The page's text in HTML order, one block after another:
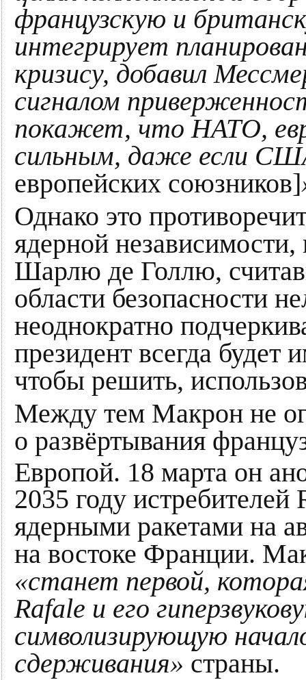
французскую и
интегрирует
кризису, добавил
сигналом
покажет, что НАТО,
сильным, даже если
европейских союзников]
Однако это
ядерной независимости,
Шарлю де Голлю,
области безопасности
неоднократно
президент всегда будет
чтобы решить,
Между тем Макрон не
о развёртывания
Европой. 18 марта он
2035 году
ядерными ракетами на
на востоке Франции.
«станет первой,
Rafale и его
символизирующую
сдерживания» страны.